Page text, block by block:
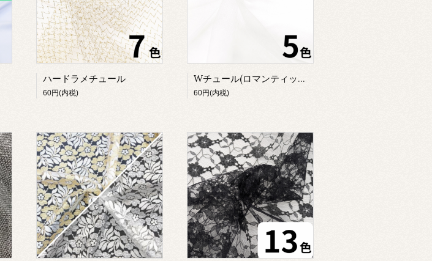
ハードラメチュール
60円(内税)
Wチュール(ロマンティックチュチュにおすすめ)
60円(内税)